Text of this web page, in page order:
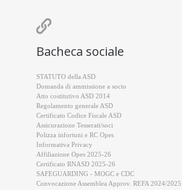

Bacheca sociale
STATUTO della ASD
Domanda di ammissione a socio
Atto costitutivo ASD 2014
Regolamento generale ASD
Certificato Codice Fiscale ASD
Assicurazione Tesserati/soci
Polizza infortuni e RC Opes
Informativa Privacy
Affiliazione Opes 2025-26
Certificato RNASD 2025-26
SAFEGUARDING - MOGC e CDC
Convocazione Assemblea Approv. REFA 2024/2025